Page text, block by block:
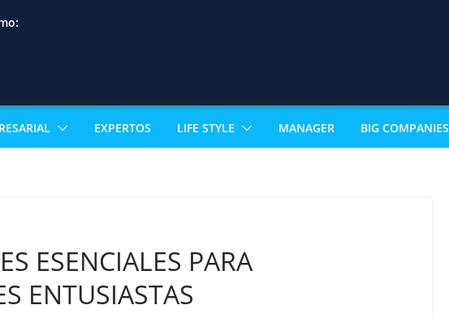
EXPERTOS LIFE STYLE MANAGER BIG COMPANIES
ESENCIALES PARA
ENTUSIASTAS